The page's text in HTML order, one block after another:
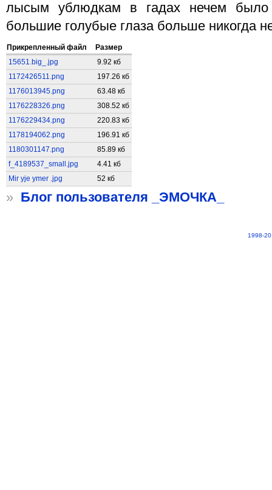
лысым ублюдкам в гадах нечем было
большие голубые глаза больше никогда
Прикрепленный файл
Размер
15651.big_.jpg
9.92 кб
1172426511.png
197.26 кб
1176013945.png
63.48 кб
1176228326.png
308.52 кб
1176229434.png
220.83 кб
1178194062.png
196.91 кб
1180301147.png
85.89 кб
f_4189537_small.jpg
4.41 кб
Mir yje ymer .jpg
52 кб
» Блог пользователя _ЭМОЧКА_
1998-